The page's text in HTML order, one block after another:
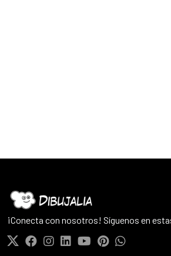
¡Conecta con nosotros! Síguenos en